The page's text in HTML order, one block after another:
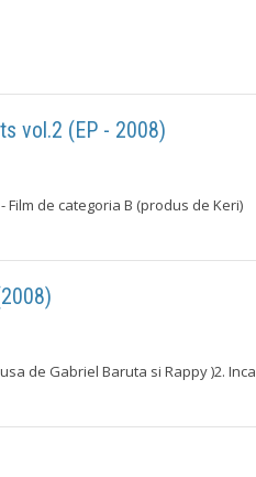
vol.2 (EP - 2008)
Film de categoria B (produs de Keri)
de Gabriel Baruta si Rappy )2. Inca